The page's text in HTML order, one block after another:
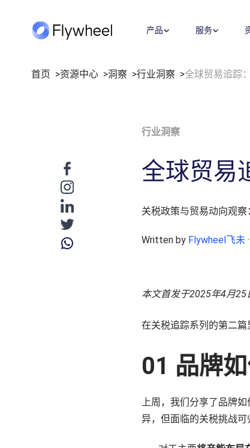
产品
用户反馈
数字货架
服务
等多板块策略与执行，满足您的定制
了解更多 价格策略
年度复盘
战略咨询
数字商务发展迅速，我们的顾问将专
有数据与深厚的零售和媒体专业知识
招聘
联系我们
首页 资源中心 洞察 行业洞察 全球贸易追踪
行业洞察
全球贸易
关税政策与贸易动向观
Written by Flywheel飞未 ·
本文首发于2025年4月25
在关税追踪系列的第二篇
01 品牌
上周，我们分享了品牌
异，但面临的关税挑战可